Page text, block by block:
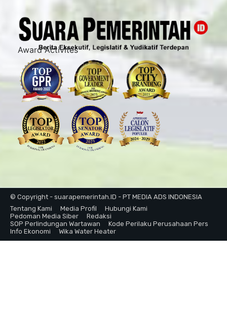
Award Activites
© Copyright - suarapemerintah.ID - PT MEDIA ADS INDONESIA
Tentang Kami
Media Profil
Hubungi Kami
Pedoman Media Siber
Redaksi
SOP Perlindungan Wartawan
Kode Perilaku Perusahaan Pers
Info Ekonomi
Wika Water Heater